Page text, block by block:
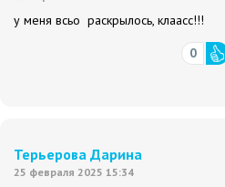
у меня всьо раскрылось, клаасс!!!
0
Терьерова Дарина
25 февраля 2025 15:34